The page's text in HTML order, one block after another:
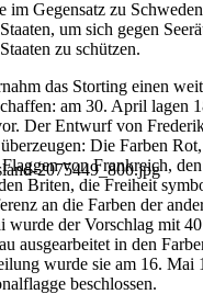
im Gegensatz zu
um sich gegen
zu schützen.
das Storting einen
am 30. April lagen
Der Entwurf von
Die Farben
von Frankreich,
Briten, die Freiheit
an die Farben der
wurde der Vorschlag mit
ausgearbeitet in den
wurde sie am 16. Mai
beschlossen.